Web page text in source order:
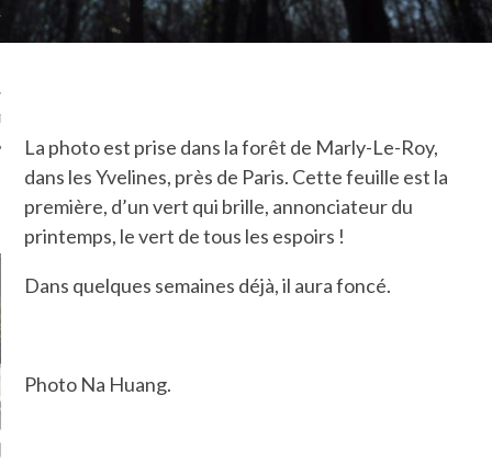
ARCACHON
LA PHOTO
ATTACHÉS À LA
La photo est prise dans la forêt de Marly-Le-Roy,
dans les Yvelines, près de Paris. Cette feuille est la
première, d’un vert qui brille, annonciateur du
printemps, le vert de tous les espoirs !
Dans quelques semaines déjà, il aura foncé.
Photo Na Huang.